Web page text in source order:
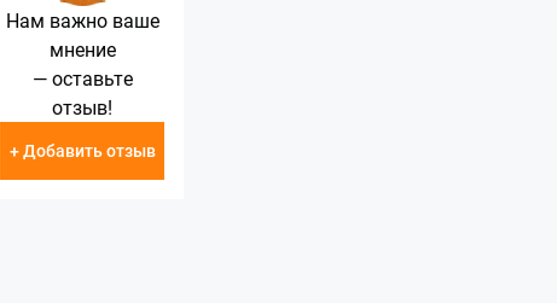
Нам важно ваше
мнение
— оставьте
отзыв!
+ Добавить отзыв